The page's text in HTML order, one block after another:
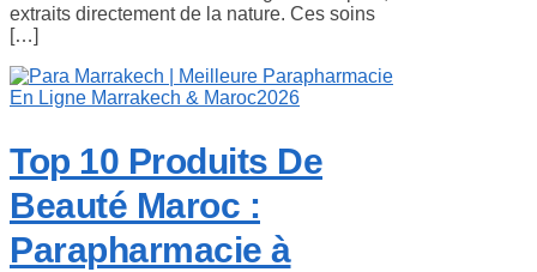
extraits directement de la nature. Ces soins
[…]
Top 10 Produits De
Beauté Maroc :
Parapharmacie à